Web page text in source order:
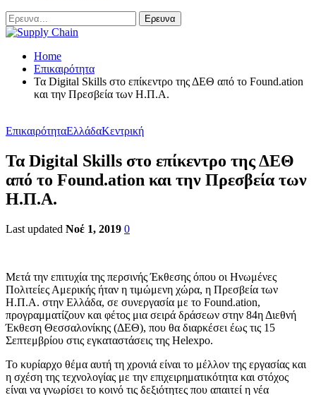
Home
Επικαιρότητα
Τα Digital Skills στο επίκεντρο της ΔΕΘ από το Found.ation
και την Πρεσβεία των Η.Π.Α.
ΕπικαιρότηταΕλλάδαΚεντρική
Τα Digital Skills στο επίκεντρο της ΔΕΘ
από το Found.ation και την Πρεσβεία των
Η.Π.Α.
Last updated Νοέ 1, 2019 0
Μετά την επιτυχία της περσινής Έκθεσης όπου οι Ηνωμένες
Πολιτείες Αμερικής ήταν η τιμώμενη χώρα, η Πρεσβεία των
Η.Π.Α. στην Ελλάδα, σε συνεργασία με το Found.ation,
προγραμματίζουν και φέτος μια σειρά δράσεων στην 84η Διεθνή
Έκθεση Θεσσαλονίκης (ΔΕΘ), που θα διαρκέσει έως τις 15
Σεπτεμβρίου στις εγκαταστάσεις της Helexpo.
Το κυρίαρχο θέμα αυτή τη χρονιά είναι το μέλλον της εργασίας και
η σχέση της τεχνολογίας με την επιχειρηματικότητα και στόχος
είναι να γνωρίσει το κοινό τις δεξιότητες που απαιτεί η νέα